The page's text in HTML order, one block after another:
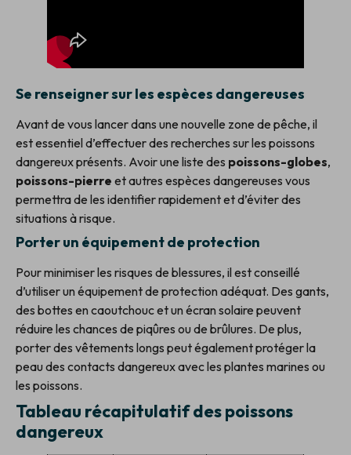
Se renseigner sur les espèces dangereuses
Avant de vous lancer dans une nouvelle zone de pêche, il
est essentiel d’effectuer des recherches sur les poissons
dangereux présents. Avoir une liste des poissons-globes,
poissons-pierre et autres espèces dangereuses vous
permettra de les identifier rapidement et d’éviter des
situations à risque.
Porter un équipement de protection
Pour minimiser les risques de blessures, il est conseillé
d’utiliser un équipement de protection adéquat. Des gants,
des bottes en caoutchouc et un écran solaire peuvent
réduire les chances de piqûres ou de brûlures. De plus,
porter des vêtements longs peut également protéger la
peau des contacts dangereux avec les plantes marines ou
les poissons.
Tableau récapitulatif des poissons
dangereux